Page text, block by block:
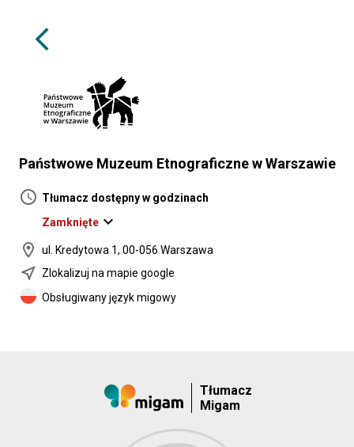
arrow_back_ios
Państwowe Muzeum Etnograficzne w Warszawie
schedule Tłumacz dostępny w godzinach
Zamknięteexpand_more
location_on
ul. Kredytowa 1, 00-056 Warszawa
near_me Zlokalizuj na mapie google
Obsługiwany język migowy
Tłumacz
Migam